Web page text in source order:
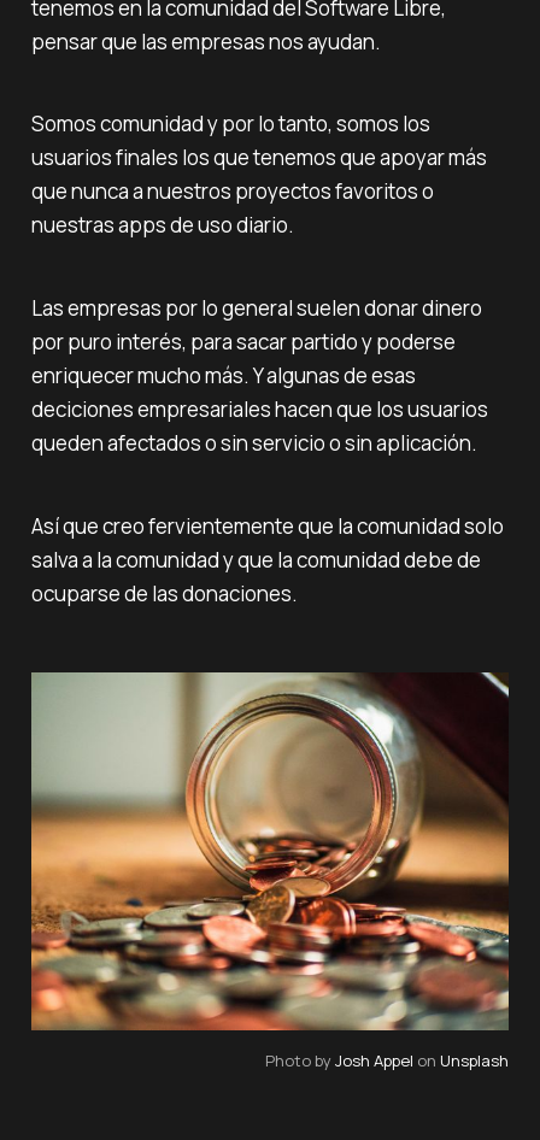
tenemos en la comunidad del Software Libre,
pensar que las empresas nos ayudan.
Somos comunidad y por lo tanto, somos los
usuarios finales los que tenemos que apoyar más
que nunca a nuestros proyectos favoritos o
nuestras apps de uso diario.
Las empresas por lo general suelen donar dinero
por puro interés, para sacar partido y poderse
enriquecer mucho más. Y algunas de esas
deciciones empresariales hacen que los usuarios
queden afectados o sin servicio o sin aplicación.
Así que creo fervientemente que la comunidad solo
salva a la comunidad y que la comunidad debe de
ocuparse de las donaciones.
Photo by Josh Appel on Unsplash